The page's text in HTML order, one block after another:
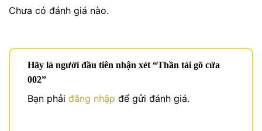
Chưa có đánh giá nào.
Hãy là người đầu tiên nhận xét “Thần tài gõ cửa
002”
Bạn phải đăng nhập để gửi đánh giá.